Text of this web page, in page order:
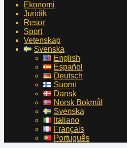
Ekonomi
Juridik
Resor
Sport
Vetenskap
Svenska
English
Español
Deutsch
Suomi
Dansk
Norsk Bokmål
Svenska
Italiano
Français
Português